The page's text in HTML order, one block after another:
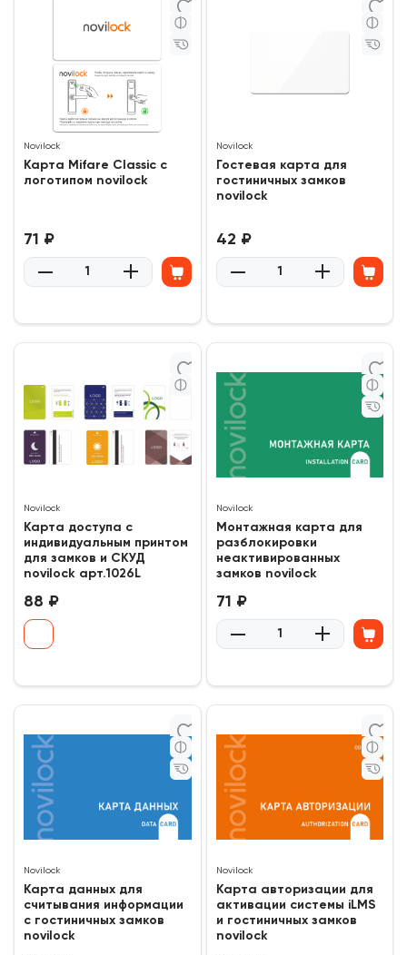
Novilock
Карта Mifare Classic с
логотипом novilock
71 ₽
Novilock
Гостевая карта для
гостиничных замков
novilock
42 ₽
Novilock
Карта доступа с
индивидуальным принтом
для замков и СКУД
novilock арт.1026L
88 ₽
Novilock
Монтажная карта для
разблокировки
неактивированных
замков novilock
71 ₽
Novilock
Карта данных для
считывания информации
с гостиничных замков
novilock
Novilock
Карта авторизации для
активации системы iLMS
и гостиничных замков
novilock